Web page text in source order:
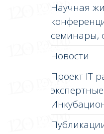
Научная
семинары,
Новости
Проект IT